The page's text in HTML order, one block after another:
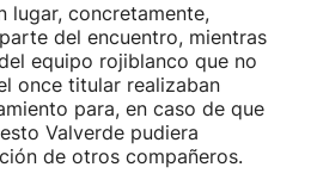
lugar, concretamente,
del encuentro, mientras
equipo rojiblanco que no
once titular realizaban
para, en caso de que
Valverde pudiera
de otros compañeros.